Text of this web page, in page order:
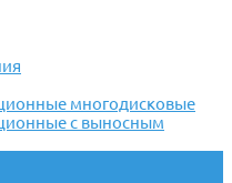
многодисковые
с выносным